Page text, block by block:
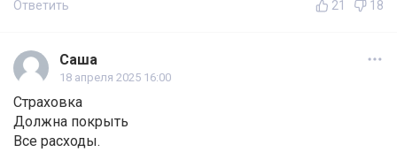
Ответить 21 18
Саша
18 апреля 2025 16:00
Страховка
Должна покрыть
Все расходы.